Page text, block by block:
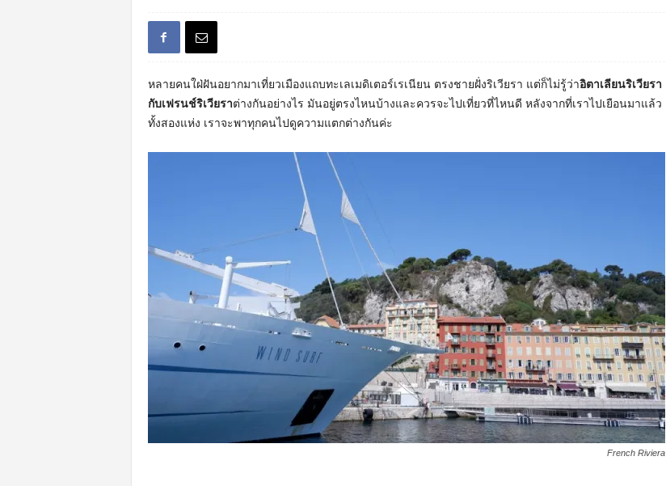
หลายคนใฝ่ฝันอยากมาเที่ยวเมืองแถบทะเลเมดิเตอร์เรเนียน ตรงชายฝั่งริเวียรา แต่ก็ไม่รู้ว่าอิตาเลียนริเวียรา
กับเฟรนช์ริเวียราต่างกันอย่างไร มันอยู่ตรงไหนบ้างและควรจะไปเที่ยวที่ไหนดี หลังจากที่เราไปเยือนมาแล้ว
ทั้งสองแห่ง เราจะพาทุกคนไปดูความแตกต่างกันค่ะ
French Riviera